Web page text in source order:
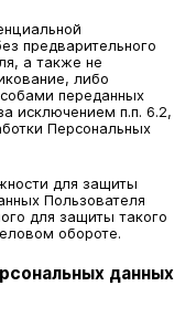
предварительного
а также не
либо
переданных
исключением п.п. 6.2,
Персональных
для защиты
Пользователя
для защиты такого
обороте.
данных